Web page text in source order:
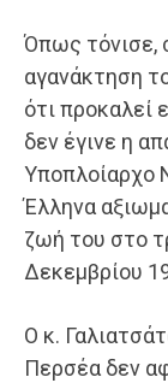
Όπως τόνισε,
αγανάκτηση
ότι προκαλεί
δεν έγινε η
Υποπλοίαρχο
Έλληνα
ζωή του στο
Δεκεμβρίου
Ο κ.
Περσέα δεν